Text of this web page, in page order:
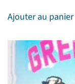
Ajouter au panier